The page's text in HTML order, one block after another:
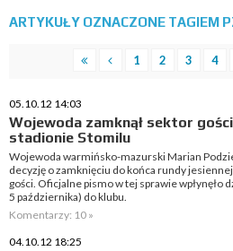
ARTYKUŁY OZNACZONE TAGIEM
1 2 3 4
05.10.12 14:03
Wojewoda zamknął sektor
stadionie Stomilu
Wojewoda warmińsko-mazurski Marian
decyzję o zamknięciu do końca rundy
gości. Oficjalne pismo w tej sprawie wpłynęło
5 października) do klubu.
Komentarzy: 10 »
04.10.12 18:25